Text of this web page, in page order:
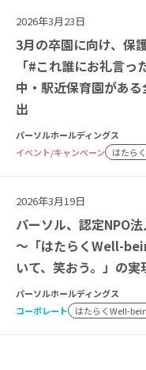
2026年3月23日
3月の卒園に向け、保
「#これ誰にお礼言
中・駅近保育園があ
出
パーソルホールディングス
イベント/キャンペーン
はたら
2026年3月19日
パーソル、認定NPO
～「はたらくWell-
いて、笑おう。」の
パーソルホールディングス
コーポレート
はたらくWell-